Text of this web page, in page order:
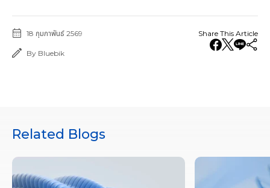
18 กุมภาพันธ์ 2569
By Bluebik
Share This Article
Related Blogs